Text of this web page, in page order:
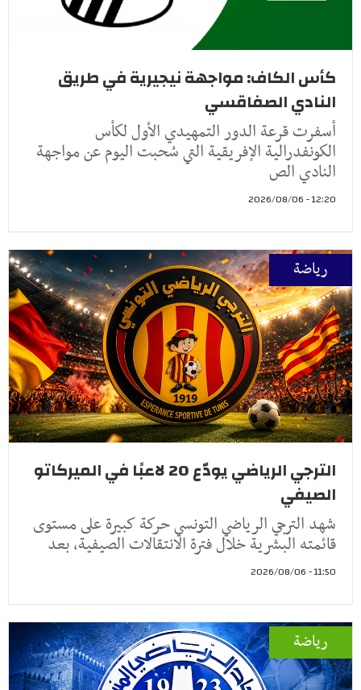
كأس الكاف: مواجهة نيجيرية في طريق
النادي الصفاقسي
أسفرت قرعة الدور التمهيدي الأول لكأس
الكونفدرالية الإفريقية التي سُحبت اليوم عن مواجهة
النادي الص
12:20 - 2026/08/06
رياضة
الترجي الرياضي يودّع 20 لاعبًا في الميركاتو
الصيفي
شهد الترجي الرياضي التونسي حركة كبيرة على مستوى
قائمته البشرية خلال فترة الانتقالات الصيفية، بعد
11:50 - 2026/08/06
رياضة